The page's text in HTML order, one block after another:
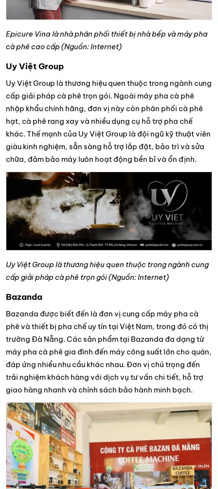
Epicure Vina là nhà phân phối thiết bị nhà bếp và máy pha
cà phê cao cấp (Nguồn: Internet)
Uy Việt Group
Uy Việt Group là thương hiệu quen thuộc trong ngành cung
cấp giải pháp cà phê trọn gói. Ngoài máy pha cà phê
nhập khẩu chính hãng, đơn vị này còn phân phối cà phê
hạt, cà phê rang xay và nhiều dụng cụ hỗ trợ pha chế
khác. Thế mạnh của Uy Việt Group là đội ngũ kỹ thuật viên
giàu kinh nghiệm, sẵn sàng hỗ trợ lắp đặt, bảo trì và sửa
chữa, đảm bảo máy luôn hoạt động bền bỉ và ổn định.
Uy Việt Group là thương hiệu quen thuộc trong ngành cung
cấp giải pháp cà phê trọn gói (Nguồn: Internet)
Bazanda
Bazanda được biết đến là đơn vị cung cấp máy pha cà
phê và thiết bị pha chế uy tín tại Việt Nam, trong đó có thị
trường Đà Nẵng. Các sản phẩm tại Bazanda đa dạng từ
máy pha cà phê gia đình đến máy công suất lớn cho quán,
đáp ứng nhiều nhu cầu khác nhau. Đơn vị chú trọng đến
trải nghiệm khách hàng với dịch vụ tư vấn chi tiết, hỗ trợ
giao hàng nhanh và chính sách bảo hành minh bạch.